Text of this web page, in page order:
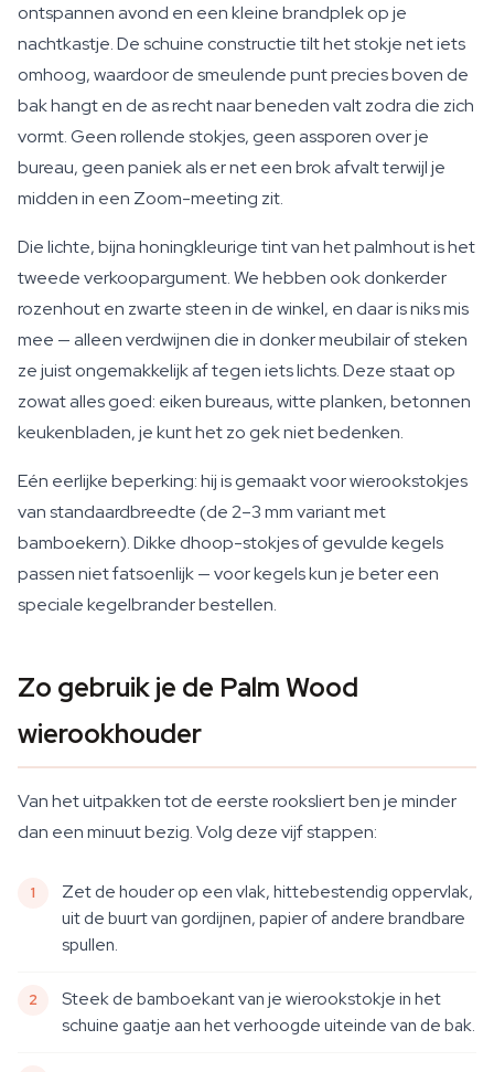
ontspannen avond en een kleine brandplek op je
nachtkastje. De schuine constructie tilt het stokje net iets
omhoog, waardoor de smeulende punt precies boven de
bak hangt en de as recht naar beneden valt zodra die zich
vormt. Geen rollende stokjes, geen assporen over je
bureau, geen paniek als er net een brok afvalt terwijl je
midden in een Zoom-meeting zit.
Die lichte, bijna honingkleurige tint van het palmhout is het
tweede verkoopargument. We hebben ook donkerder
rozenhout en zwarte steen in de winkel, en daar is niks mis
mee — alleen verdwijnen die in donker meubilair of steken
ze juist ongemakkelijk af tegen iets lichts. Deze staat op
zowat alles goed: eiken bureaus, witte planken, betonnen
keukenbladen, je kunt het zo gek niet bedenken.
Eén eerlijke beperking: hij is gemaakt voor wierookstokjes
van standaardbreedte (de 2–3 mm variant met
bamboekern). Dikke dhoop-stokjes of gevulde kegels
passen niet fatsoenlijk — voor kegels kun je beter een
speciale kegelbrander bestellen.
Zo gebruik je de Palm Wood
wierookhouder
Van het uitpakken tot de eerste rooksliert ben je minder
dan een minuut bezig. Volg deze vijf stappen:
Zet de houder op een vlak, hittebestendig oppervlak,
uit de buurt van gordijnen, papier of andere brandbare
spullen.
Steek de bamboekant van je wierookstokje in het
schuine gaatje aan het verhoogde uiteinde van de bak.